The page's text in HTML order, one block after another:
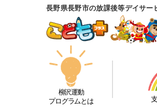
長野県長野市の放課後等デイサ
柳沢運動
プログラムとは